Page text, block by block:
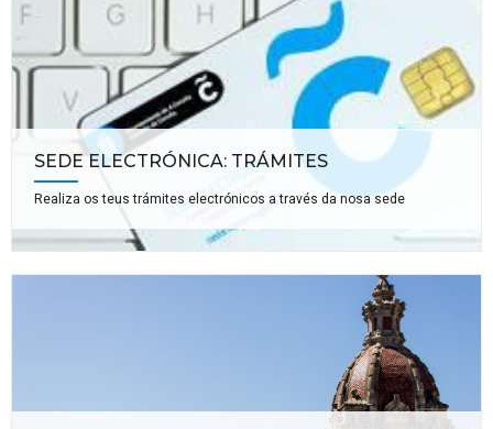
SEDE ELECTRÓNICA: TRÁMITES
Realiza os teus trámites electrónicos a través da nosa sede